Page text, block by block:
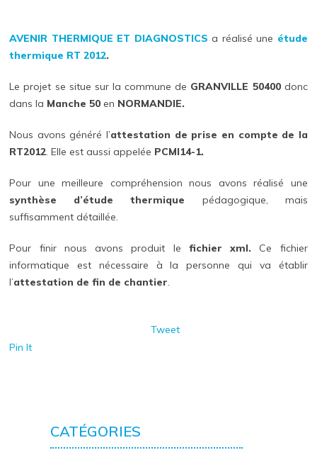
AVENIR THERMIQUE ET DIAGNOSTICS a réalisé une étude
thermique RT 2012.
Le projet se situe sur la commune de GRANVILLE 50400donc
dans la Manche 50en NORMANDIE.
Nous avons généré l’attestation de prise en compte de la
RT2012. Elle est aussi appelée PCMI14-1.
Pour une meilleure compréhension nous avons réalisé une
synthèse d’étude thermique pédagogique, mais
suffisamment détaillée.
Pour finir nous avons produit le fichier xml. Ce fichier
informatique est nécessaire à la personne qui va établir
l’attestation de fin de chantier.
Tweet
Pin It
CATÉGORIES